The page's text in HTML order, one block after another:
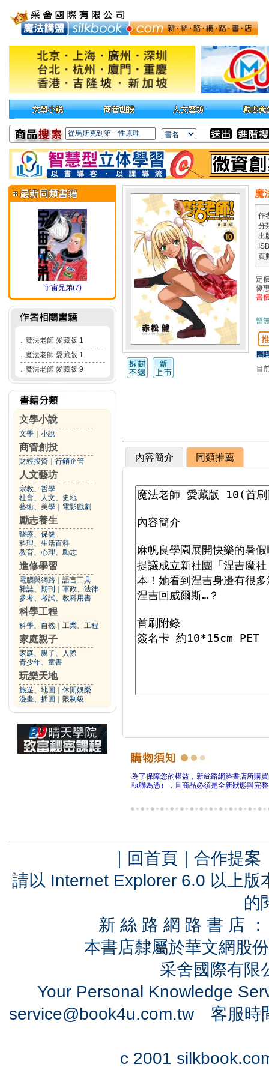
宇宙兄弟(7)
． 魔法老師 愛藏版 1
． 魔法老師 愛藏版 1
． 魔法老師 愛藏版 9
文學小說
文學 小說
商管創投
財經投資 行銷企管
人文藝坊
宗教、哲學
社會、人文、史地
藝術、美學
電影戲劇
勵志養生
醫療、保健
料理、生活百科
教育、心理、勵志
進修學習
電腦與網路
語言工具
雜誌、期刊
軍政、法律
參考、考試、教科用書
科學工程
科學、自然 工業、工程
家庭親子
家庭、親子、人際
青少年、童書
玩樂天地
旅遊、地圖
休閒娛樂
漫畫、插圖
限制級
魔
作
分
出
頁
定
優
書
暫
團
目
內容簡介 同類推薦
為了保障您的權益，新絲路網路書店所購
執聯為憑），且商品必須是全新狀態與完
｜ 回首頁 ｜ 合作提案
請以 Internet Explorer 6.0 以上
的
新 絲 路 網 路 書 店
本書店隸屬於華文網股
采舍國際有
Your Personal Knowledge
service@book4u.com.tw客服時
c 2001